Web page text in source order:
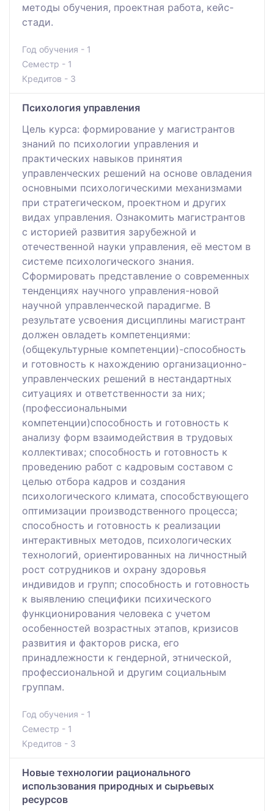
методы обучения, проектная работа, кейс-
стади.
Год обучения - 1
Семестр - 1
Кредитов - 3
Психология управления
Цель курса: формирование у магистрантов
знаний по психологии управления и
практических навыков принятия
управленческих решений на основе овладения
основными психологическими механизмами
при стратегическом, проектном и других
видах управления. Ознакомить магистрантов
с историей развития зарубежной и
отечественной науки управления, её местом в
системе психологического знания.
Сформировать представление о современных
тенденциях научного управления-новой
научной управленческой парадигме. В
результате усвоения дисциплины магистрант
должен овладеть компетенциями:
(общекультурные компетенции)-способность
и готовность к нахождению организационно-
управленческих решений в нестандартных
ситуациях и ответственности за них;
(профессиональными
компетенции)способность и готовность к
анализу форм взаимодействия в трудовых
коллективах; способность и готовность к
проведению работ с кадровым составом с
целью отбора кадров и создания
психологического климата, способствующего
оптимизации производственного процесса;
способность и готовность к реализации
интерактивных методов, психологических
технологий, ориентированных на личностный
рост сотрудников и охрану здоровья
индивидов и групп; способность и готовность
к выявлению специфики психического
функционирования человека с учетом
особенностей возрастных этапов, кризисов
развития и факторов риска, его
принадлежности к гендерной, этнической,
профессиональной и другим социальным
группам.
Год обучения - 1
Семестр - 1
Кредитов - 3
Новые технологии рационального
использования природных и сырьевых
ресурсов